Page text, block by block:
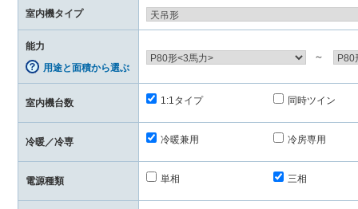
室内機タイプ
能力
用途と面積から選ぶ
～
室内機台数 1:1タイプ 同時ツイン
冷暖／冷専 冷暖兼用 冷房専用
電源種類 単相 三相